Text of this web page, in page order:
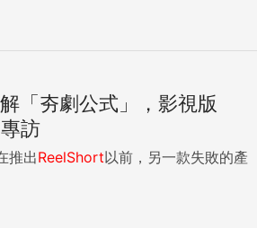
「夯劇公式」，影視版
訪
推出ReelShort以前，另一款失敗的產